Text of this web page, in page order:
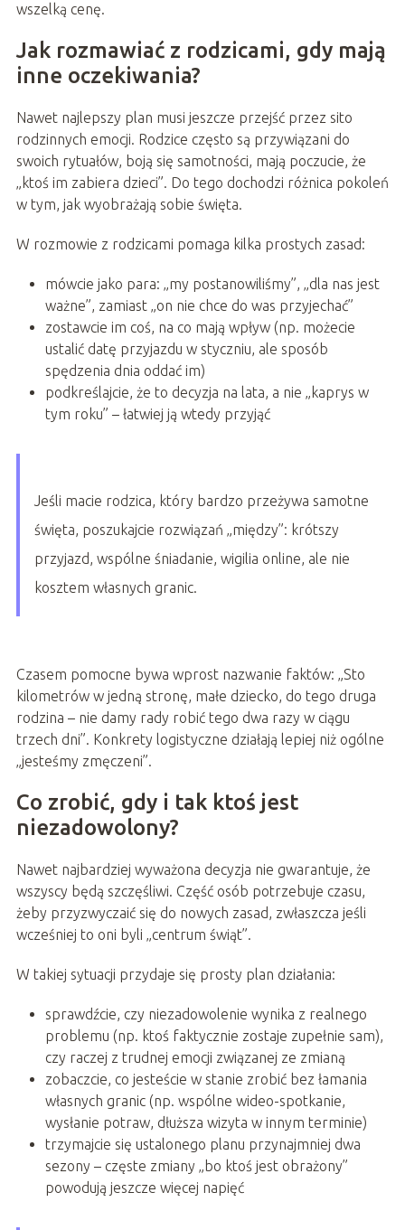
wszelką cenę.
Jak rozmawiać z rodzicami, gdy mają
inne oczekiwania?
Nawet najlepszy plan musi jeszcze przejść przez sito
rodzinnych emocji. Rodzice często są przywiązani do
swoich rytuałów, boją się samotności, mają poczucie, że
„ktoś im zabiera dzieci”. Do tego dochodzi różnica pokoleń
w tym, jak wyobrażają sobie święta.
W rozmowie z rodzicami pomaga kilka prostych zasad:
mówcie jako para: „my postanowiliśmy”, „dla nas jest
ważne”, zamiast „on nie chce do was przyjechać”
zostawcie im coś, na co mają wpływ (np. możecie
ustalić datę przyjazdu w styczniu, ale sposób
spędzenia dnia oddać im)
podkreślajcie, że to decyzja na lata, a nie „kaprys w
tym roku” – łatwiej ją wtedy przyjąć
Jeśli macie rodzica, który bardzo przeżywa samotne
święta, poszukajcie rozwiązań „między”: krótszy
przyjazd, wspólne śniadanie, wigilia online, ale nie
kosztem własnych granic.
Czasem pomocne bywa wprost nazwanie faktów: „Sto
kilometrów w jedną stronę, małe dziecko, do tego druga
rodzina – nie damy rady robić tego dwa razy w ciągu
trzech dni”. Konkrety logistyczne działają lepiej niż ogólne
„jesteśmy zmęczeni”.
Co zrobić, gdy i tak ktoś jest
niezadowolony?
Nawet najbardziej wyważona decyzja nie gwarantuje, że
wszyscy będą szczęśliwi. Część osób potrzebuje czasu,
żeby przyzwyczaić się do nowych zasad, zwłaszcza jeśli
wcześniej to oni byli „centrum świąt”.
W takiej sytuacji przydaje się prosty plan działania:
sprawdźcie, czy niezadowolenie wynika z realnego
problemu (np. ktoś faktycznie zostaje zupełnie sam),
czy raczej z trudnej emocji związanej ze zmianą
zobaczcie, co jesteście w stanie zrobić bez łamania
własnych granic (np. wspólne wideo-spotkanie,
wysłanie potraw, dłuższa wizyta w innym terminie)
trzymajcie się ustalonego planu przynajmniej dwa
sezony – częste zmiany „bo ktoś jest obrażony”
powodują jeszcze więcej napięć